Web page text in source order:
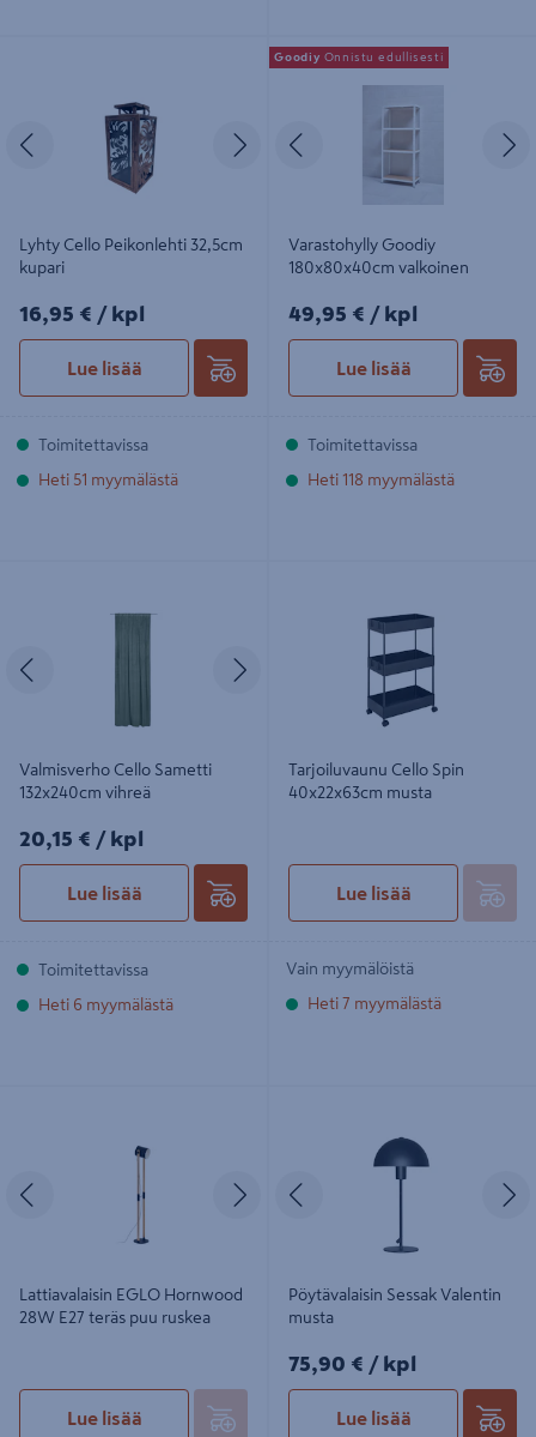
Edellinen Seuraava
Lyhty Cello Peikonlehti 32,5cm
kupari
16,95€/kpl
16,95 € / kpl
Lue lisää
Toimitettavissa
Heti 51 myymälästä
Varastohylly Goodiy 180x80x40cm
valkoinen
Edellinen
Varastohylly Goodiy
180x80x40cm valkoinen
49,95€/kpl
49,95 € / kpl
Lue lisää
Goodiy Onnistu edullisesti
Toimitettavissa
Heti 118 myymälästä
Valmisverho Cello Sametti
132x240cm vihreä
20,15€/kpl
20,15 € / kpl
Lue lisää
Toimitettavissa
Heti 6 myymälästä
Tarjoiluvaunu Cello Spin
40x22x63cm musta
Lue lisää
Vain myymälöistä
Heti 7 myymälästä
Seuraava
Lattiavalaisin EGLO Hornwood
28W E27 teräs puu ruskea
Lue lisää
Pöytävalaisin Sessak Valentin
musta
75,90€/kpl
75,90 € / kpl
Lue lisää